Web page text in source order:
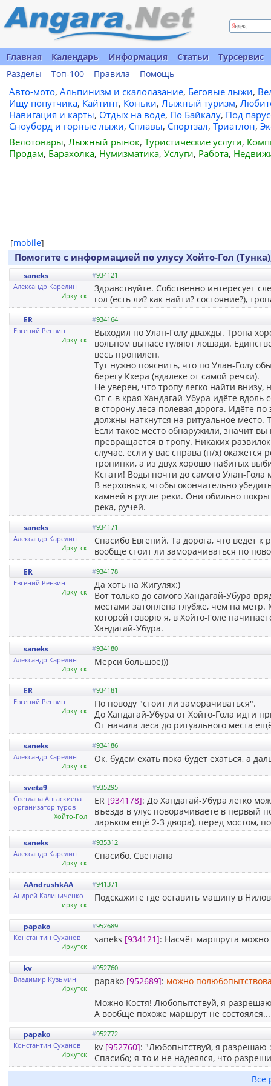
Главная Календарь Информация Статьи
Турсервис
Разделы
Топ-100 Правила Помощь
Авто-мото, Альпинизм и скалолазание, Беговые лыжи,
Ищу попутчика, Кайтинг, Коньки, Лыжный туризм,
Навигация и карты, Отдых на воде, По Байкалу, Под
Сноуборд и горные лыжи, Сплавы, Спортзал, Триатлон,
Велотовары, Лыжный рынок, Туристические услуги,
Продам, Барахолка, Нумизматика, Услуги, Работа,
[mobile]
Помогите с информацией по улусу Хойто-Гол
saneks #934121
Александр Карелин
Иркутск
Здравствуйте. Собственно интересует
гол (есть ли? как найти? состояние?),
ER #934164
Евгений Рензин
Иркутск
Выходил по Улан-Голу дважды. Тропа
вольном выпасе гуляют лошади.
весь пропилен.
Тут нужно пояснить, что по Улан-Голу
берегу Кхера (вдалеке от самой речки).
Не уверен, что тропу легко найти
От с-в края Хандагай-Убура идёте
в сторону леса полевая дорога. Идёте
должны наткнутся на ритуальное
Если такое место обнаружили, значит
превращается в тропу. Никаких
случае, если у вас справа (п/х)
тропинки, а из двух хорошо набитых
Кстати! Воды почти до самого Улан-Гола
В верховьях, чтобы окончательно
камней в русле реки. Они обильно
река, ручей.
saneks #934171
Александр Карелин
Иркутск
Спасибо Евгений. Та дорога, что ведет
вообще стоит ли заморачиваться по
ER #934178
Евгений Рензин
Иркутск
Да хоть на Жигулях:)
Вот только до самого Хандагай-Убура
местами затоплена глубже, чем на
которой говорю я, в Хойто-Голе
Хандагай-Убура.
saneks #934180
Александр Карелин
Иркутск
Мерси большое)))
ER #934181
Евгений Рензин
Иркутск
По поводу "стоит ли заморачиваться".
До Хандагай-Убура от Хойто-Гола идти
От начала леса до ритуального места
saneks #934186
Александр Карелин
Иркутск
Ок. будем ехать пока будет ехаться, а
sveta9 #935295
Светлана Ангаскиева
организатор туров
Хойто-Гол
ER [934178]: До Хандагай-Убура легко
въезда в улус поворачиваете в первый
ларьком ещё 2-3 двора), перед мостом,
saneks #935312
Александр Карелин
Иркутск
Спасибо, Светлана
AAndrushkAA #941371
Андрей Калиниченко
иркутск
Подскажите где оставить машину в
papako #952689
Константин Суханов
Иркутск
saneks [934121]: Насчёт маршрута можно
kv #952760
Владимир Кузьмин
Иркутск
papako [952689]: можно
Можно Костя! Любопытствуй, я
А вообще похоже маршрут не состоялся...
papako #952772
Константин Суханов
Иркутск
kv [952760]: "Любопытствуй, я разрешаю
Спасибо; я-то и не надеялся, что
Все